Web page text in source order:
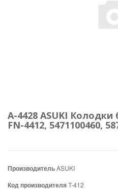
A-4428 ASUKI
FN-4412, 5471100460,
ПроизводительASUKI
Код производителяT-412